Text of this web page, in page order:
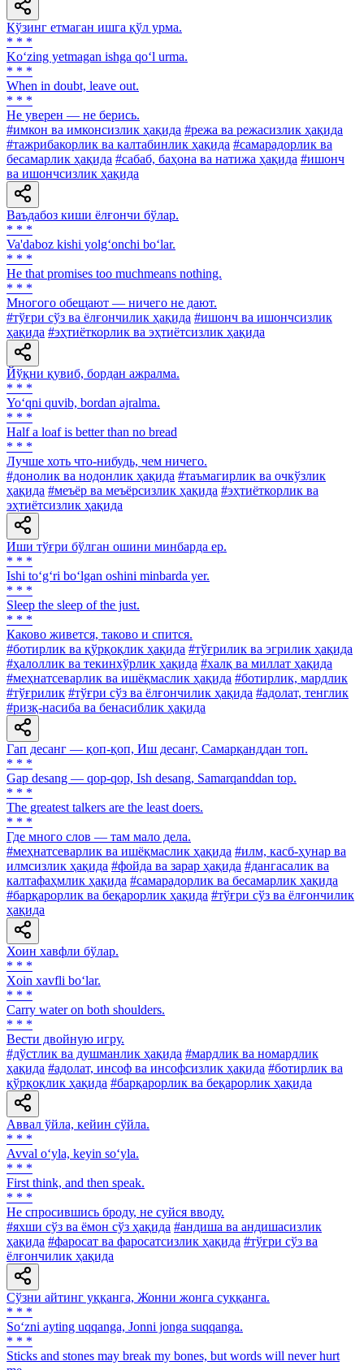
Кўзинг етмаган ишга қўл урма.
* * *
Ko‘zing yetmagan ishga qo‘l urma.
* * *
When in doubt, leave out.
* * *
He уверен — не берись.
#имкон ва имконсизлик ҳақида #режа ва режасизлик ҳақида
#тажрибакорлик ва калтабинлик ҳақида #самарадорлик ва
бесамарлик ҳақида #сабаб, баҳона ва натижа ҳақида #ишонч
ва ишончсизлик ҳақида
Ваъдабоз киши ёлғончи бўлар.
* * *
Va'daboz kishi yolg‘onchi bo‘lar.
* * *
He that promises too muchmeans nothing.
* * *
Многого обещают — ничего не дают.
#тўғри сўз ва ёлғончилик ҳақида #ишонч ва ишончсизлик
ҳақида #эҳтиёткорлик ва эҳтиётсизлик ҳақида
Йўқни қувиб, бордан ажралма.
* * *
Yo‘qni quvib, bordan ajralma.
* * *
Half a loaf is better than no bread
* * *
Лучше хоть что-нибудь, чем ничего.
#донолик ва нодонлик ҳақида #таъмагирлик ва очкўзлик
ҳақида #меъёр ва меъёрсизлик ҳақида #эҳтиёткорлик ва
эҳтиётсизлик ҳақида
Иши тўғри бўлган ошини минбарда ер.
* * *
Ishi to‘g‘ri bo‘lgan oshini minbarda yer.
* * *
Sleep the sleep of the just.
* * *
Каково живется, таково и спится.
#ботирлик ва қўрқоқлик ҳақида #тўғрилик ва эгрилик ҳақида
#ҳалоллик ва текинхўрлик ҳақида #халқ ва миллат ҳақида
#меҳнатсеварлик ва ишёқмаслик ҳақида #ботирлик, мардлик
#тўғрилик #тўғри сўз ва ёлғончилик ҳақида #адолат, тенглик
#ризқ-насиба ва бенасиблик ҳақида
Гап десанг — қоп-қоп, Иш десанг, Самарқанддан топ.
* * *
Gap desang — qop-qop, Ish desang, Samarqanddan top.
* * *
The greatest talkers are the least doers.
* * *
Где много слов — там мало дела.
#меҳнатсеварлик ва ишёқмаслик ҳақида #илм, касб-ҳунар ва
илмсизлик ҳақида #фойда ва зарар ҳақида #дангасалик ва
калтафаҳмлик ҳақида #самарадорлик ва бесамарлик ҳақида
#барқарорлик ва беқарорлик ҳақида #тўғри сўз ва ёлғончилик
ҳақида
Хоин хавфли бўлар.
* * *
Xoin xavfli bo‘lar.
* * *
Carry water on both shoulders.
* * *
Вести двойную игру.
#дўстлик ва душманлик ҳақида #мардлик ва номардлик
ҳақида #адолат, инсоф ва инсофсизлик ҳақида #ботирлик ва
қўрқоқлик ҳақида #барқарорлик ва беқарорлик ҳақида
Аввал ўйла, кейин сўйла.
* * *
Avval o‘yla, keyin so‘yla.
* * *
First think, and then speak.
* * *
He спросившись броду, не суйся вводу.
#яхши сўз ва ёмон сўз ҳақида #андиша ва андишасизлик
ҳақида #фаросат ва фаросатсизлик ҳақида #тўғри сўз ва
ёлғончилик ҳақида
Сўзни айтинг уққанга, Жонни жонга суққанга.
* * *
So‘zni ayting uqqanga, Jonni jonga suqqanga.
* * *
Sticks and stones may break my bones, but words will never hurt